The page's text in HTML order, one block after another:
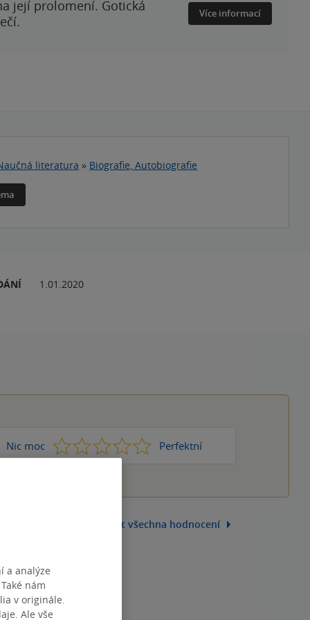
její prolomení. Gotická
Více informací
literatura » Biografie, Autobiografie
1.01.2020
Nic moc 1 2 3 4 Perfektní
5
Zobrazit všechna hodnocení
a analýze
nám
v originále.
Ale vše